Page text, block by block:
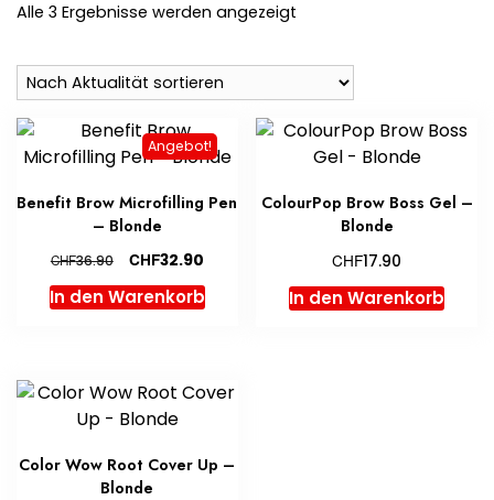
Alle 3 Ergebnisse werden angezeigt
sortiert
Angebot!
Benefit Brow Microfilling Pen
– Blonde
CHF36.90
Ursprünglicher
Preis
war:
CHF32.90Aktueller
Preis
ist:
In den Warenkorb
ColourPop Brow Boss Gel –
Blonde
CHF17.90
In den Warenkorb
Color Wow Root Cover Up –
Blonde